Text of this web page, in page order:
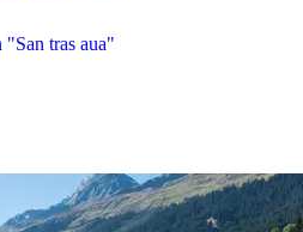
"San tras aua"